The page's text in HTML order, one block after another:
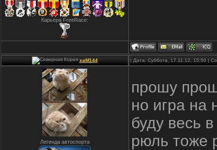
Карьера FreeRace:
xaM144 | Дата: Суббота, 17.11.12, 15:50 |
Легенда автоспорта
прошу
но игра на
буду весь
рюль тоже